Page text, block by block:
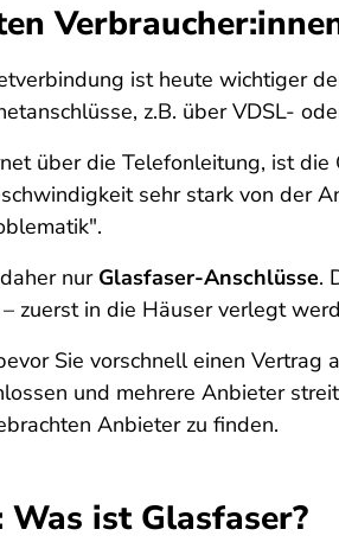
ist heute wichtiger
z.B. über VDSL-
über die Telefonleitung, ist
sehr stark von der
nur Glasfaser-Anschlüsse.
zuerst in die Häuser verlegt
Sie vorschnell einen
und mehrere Anbieter
Anbieter zu finden.
ist Glasfaser?